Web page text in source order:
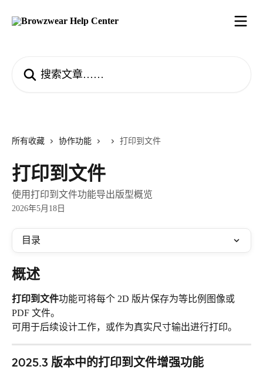
所有收藏 协作功能 打印到文件
打印到文件
使用打印到文件功能导出版型概览
2026年5月18日
目录
概述
打印到文件功能可将每个 2D 版片保存为等比例图像或
PDF 文件。
可用于后续设计工作，或作为真实尺寸输出进行打印。
2025.3 版本中的打印到文件增强功能